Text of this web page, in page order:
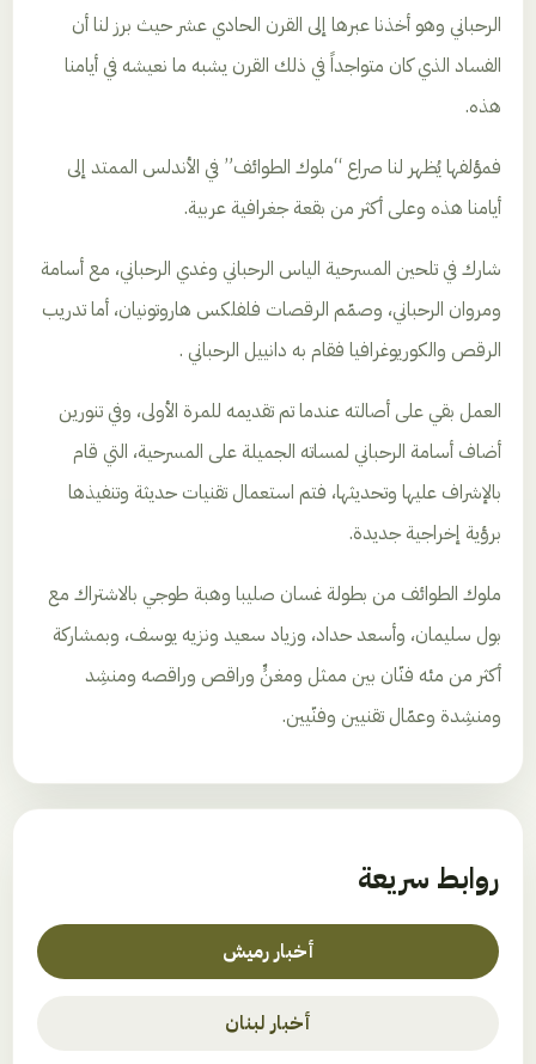
الرحباني وهو أخذنا عبرها إلى القرن الحادي عشر حيث برز لنا أن
الفساد الذي كان متواجداً في ذلك القرن يشبه ما نعيشه في أيامنا
هذه.
فمؤلفها يُظهر لنا صراع “ملوك الطوائف” في الأندلس الممتد إلى
أيامنا هذه وعلى أكثر من بقعة جغرافية عربية.
شارك في تلحين المسرحية الياس الرحباني وغدي الرحباني، مع أسامة
ومروان الرحباني، وصمّم الرقصات فلفلكس هاروتونيان، أما تدريب
الرقص والكوريوغرافيا فقام به دانييل الرحباني .
العمل بقي على أصالته عندما تم تقديمه للمرة الأولى، وفي تنورين
أضاف أسامة الرحباني لمساته الجميلة على المسرحية، التي قام
بالإشراف عليها وتحديثها، فتم استعمال تقنيات حديثة وتنفيذها
برؤية إخراجية جديدة.
ملوك الطوائف من بطولة غسان صليبا وهبة طوجي بالاشتراك مع
بول سليمان، وأسعد حداد، وزياد سعيد ونزيه يوسف، وبمشاركة
أكثر من مئه فنّان بين ممثل ومغنٍّ وراقص وراقصه ومنشِد
ومنشِدة وعمّال تقنيين وفنّيين.
روابط سريعة
أخبار رميش
أخبار لبنان